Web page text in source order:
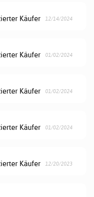
Käufer 12/14/2024
Käufer 01/02/2024
Käufer 01/02/2024
Käufer 01/02/2024
Käufer 12/20/2023